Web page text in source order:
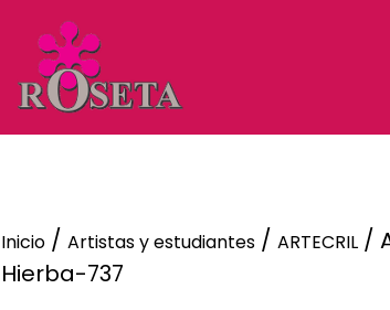
Inicio / Artistas y estudiantes / ARTECRIL /
Hierba-737